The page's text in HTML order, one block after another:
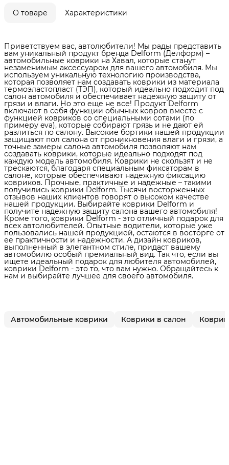
О товаре Характеристики
Приветствуем вас, автолюбители! Мы рады представить
вам уникальный продукт бренда Delform (Делформ) –
автомобильные коврики на Хавал, которые станут
незаменимым аксессуаром для вашего автомобиля. Мы
используем уникальную технологию производства,
которая позволяет нам создавать коврики из материала
термоэластопласт (ТЭП), который идеально подходит под
салон автомобиля и обеспечивает надежную защиту от
грязи и влаги. Но это еще не все! Продукт Delform
включают в себя функции обычных ковров вместе с
функцией ковриков со специальными сотами (по
примеру eva), которые собирают грязь и не дают ей
разлиться по салону. Высокие бортики нашей продукции
защищают пол салона от проникновения влаги и грязи, а
точные замеры салона автомобиля позволяют нам
создавать коврики, которые идеально подходят под
каждую модель автомобиля. Коврики не скользят и не
трескаются, благодаря специальным фиксаторам в
салоне, которые обеспечивают надежную фиксацию
ковриков. Прочные, практичные и надежные – такими
получились коврики Delform. Тысячи восторженных
отзывов наших клиентов говорят о высоком качестве
нашей продукции. Выбирайте коврики Delform и
получите надежную защиту салона вашего автомобиля!
Кроме того, коврики Delform - это отличный подарок для
всех автолюбителей. Опытные водители, которые уже
пользовались нашей продукцией, остаются в восторге от
ее практичности и надежности. А дизайн ковриков,
выполненный в элегантном стиле, придаст вашему
автомобилю особый премиальный вид. Так что, если вы
ищете идеальный подарок для любителя автомобилей,
коврики Delform - это то, что вам нужно. Обращайтесь к
нам и выбирайте лучшее для своего автомобиля.
Автомобильные коврики Коврики в салон